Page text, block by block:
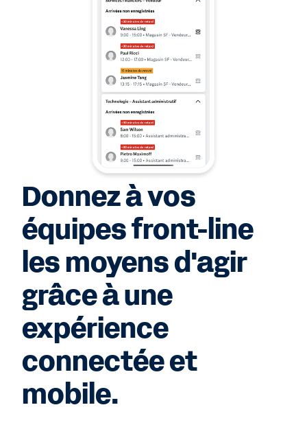
Donnez à vos
équipes front-line
les moyens d'agir
grâce à une
expérience
connectée et
mobile.